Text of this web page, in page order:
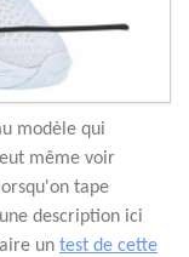
modèle qui
même voir
tape
description ici
un test de cette